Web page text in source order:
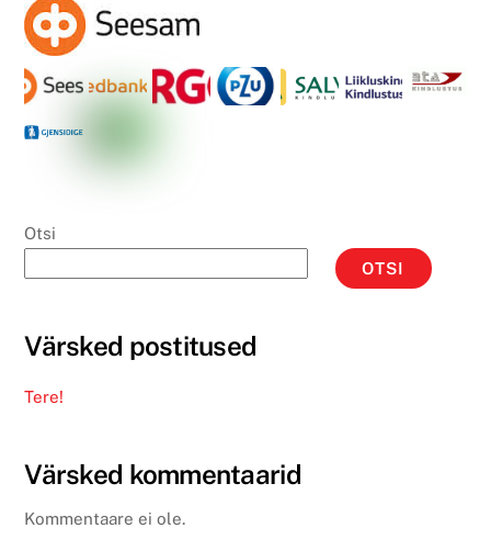
Otsi
OTSI
Värsked postitused
Tere!
Värsked kommentaarid
Kommentaare ei ole.